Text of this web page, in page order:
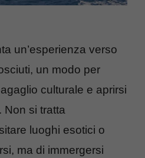
un’esperienza verso
un modo per
culturale e aprirsi
Non si tratta
luoghi esotici o
ma di immergersi